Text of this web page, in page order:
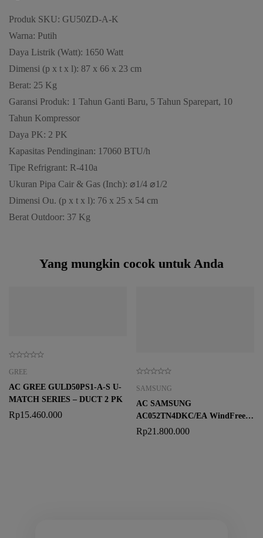
Produk SKU: GU50ZD-A-K
Warna: Putih
Daya Listrik (Watt): 1650 Watt
Dimensi (p x t x l): 87 x 66 x 23 cm
Berat: 25 Kg
Garansi Produk: 1 Tahun Ganti Baru, 5 Tahun Sparepart, 10
Tahun Kompressor
Daya PK: 2 PK
Kapasitas Pendinginan: 17060 BTU/h
Tipe Refrigrant: R-410a
Ukuran Pipa Cair & Gas (Inch): ⌀1/4 ⌀1/2
Dimensi Ou. (p x t x l): 76 x 25 x 54 cm
Berat Outdoor: 37 Kg
Yang mungkin cocok untuk Anda
GREE
AC GREE GULD50PS1-A-S U-
MATCH SERIES – DUCT 2 PK
Rp15.460.000
SAMSUNG
AC SAMSUNG
AC052TN4DKC/EA WindFree™
4-Way Cassette 2 PK
Rp21.800.000